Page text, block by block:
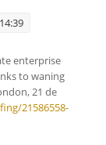
enterprise
to waning
21 de
21586558-